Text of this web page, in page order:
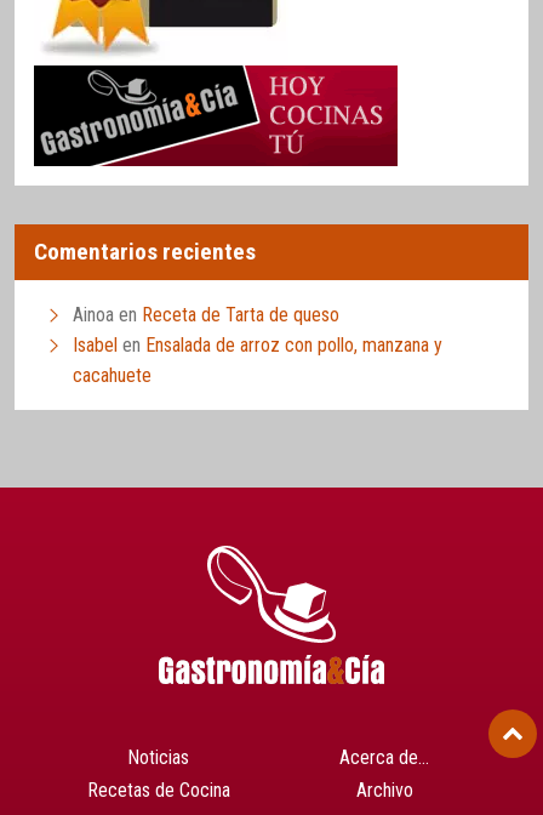
Comentarios recientes
Ainoa en Receta de Tarta de queso
Isabel en Ensalada de arroz con pollo, manzana y
cacahuete
Noticias
Recetas de Cocina
Acerca de…
Archivo